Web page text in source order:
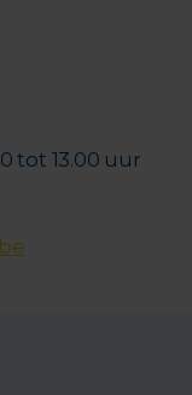
tot 13.00 uur